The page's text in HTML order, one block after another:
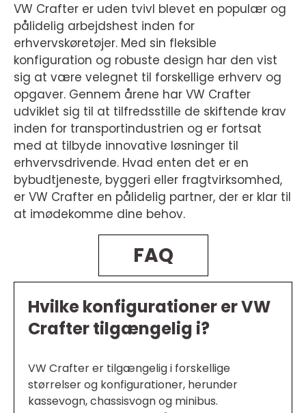
VW Crafter er uden tvivl blevet en populær og
pålidelig arbejdshest inden for
erhvervskøretøjer. Med sin fleksible
konfiguration og robuste design har den vist
sig at være velegnet til forskellige erhverv og
opgaver. Gennem årene har VW Crafter
udviklet sig til at tilfredsstille de skiftende krav
inden for transportindustrien og er fortsat
med at tilbyde innovative løsninger til
erhvervsdrivende. Hvad enten det er en
bybudtjeneste, byggeri eller fragtvirksomhed,
er VW Crafter en pålidelig partner, der er klar til
at imødekomme dine behov.
FAQ
Hvilke konfigurationer er VW
Crafter tilgængelig i?
VW Crafter er tilgængelig i forskellige
størrelser og konfigurationer, herunder
kassevogn, chassisvogn og minibus.